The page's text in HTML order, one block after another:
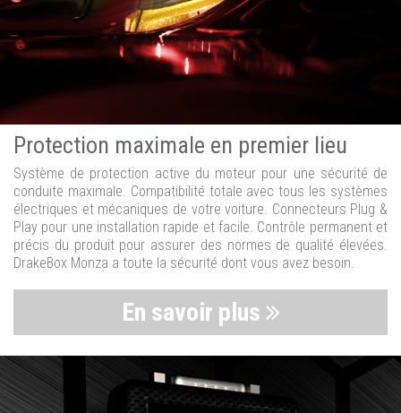
Protection maximale en premier lieu
Système de protection active du moteur pour une sécurité de
conduite maximale. Compatibilité totale avec tous les systèmes
électriques et mécaniques de votre voiture. Connecteurs Plug &
Play pour une installation rapide et facile. Contrôle permanent et
précis du produit pour assurer des normes de qualité élevées.
DrakeBox Monza a toute la sécurité dont vous avez besoin.
En savoir plus